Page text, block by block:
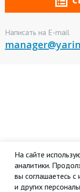
Написать на E-mail
На сайте
аналитики.
вы соглашаетесь
и других